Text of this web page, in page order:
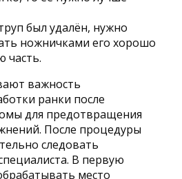
был удалён, нужно
ножничками его хорошо
часть.
важность
ранки после
для предотвращения
После процедуры
следовать
В первую
место